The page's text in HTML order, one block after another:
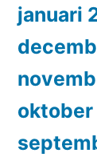
januari
oktober